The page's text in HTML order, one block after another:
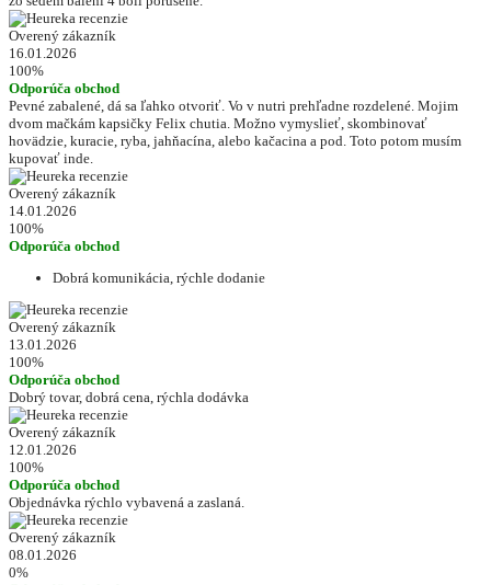
Overený zákazník
16.01.2026
100%
Odporúča obchod
Pevné zabalené, dá sa ľahko otvoriť. Vo v nutri prehľadne rozdelené. Mojim
dvom mačkám kapsičky Felix chutia. Možno vymyslieť, skombinovať
hovädzie, kuracie, ryba, jahňacína, alebo kačacina a pod. Toto potom musím
kupovať inde.
Overený zákazník
14.01.2026
100%
Odporúča obchod
Dobrá komunikácia, rýchle dodanie
Overený zákazník
13.01.2026
100%
Odporúča obchod
Dobrý tovar, dobrá cena, rýchla dodávka
Overený zákazník
12.01.2026
100%
Odporúča obchod
Objednávka rýchlo vybavená a zaslaná.
Overený zákazník
08.01.2026
0%